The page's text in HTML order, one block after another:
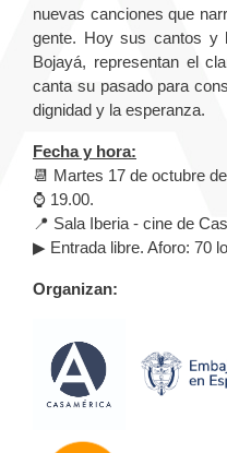
nuevas canciones que
gente. Hoy sus cantos y
Bojayá, representan el
canta su pasado para
dignidad y la esperanza.
Fecha y hora:
📆 Martes 17 de octubre
⌚
📍 Sala Iberia - cine de
▶ Entrada libre. Aforo: 70
Organizan: